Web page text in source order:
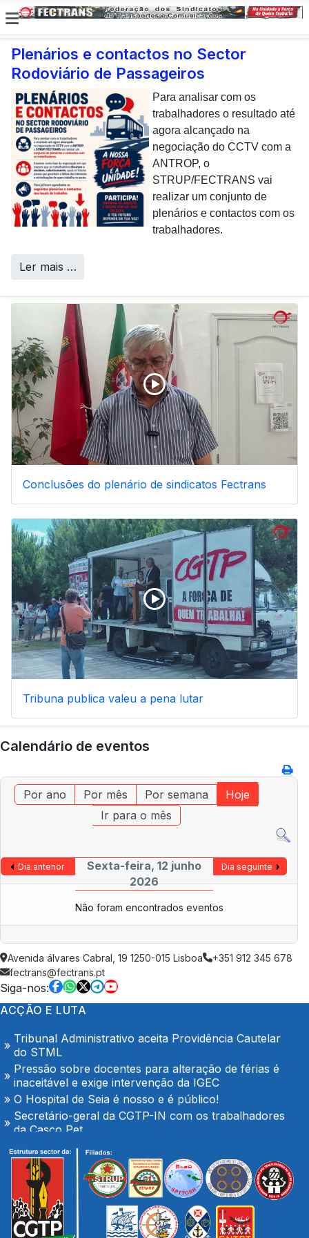
Plenários e contactos no Sector
Rodoviário de Passageiros
Para analisar com os
trabalhadores o resultado até
agora alcançado na
negociação do CCTV com a
ANTROP, o
STRUP/FECTRANS vai
realizar um conjunto de
plenários e contactos com os
trabalhadores.
Ler mais …
E não posso […] deixar de
dar uma nota de
agradecimento aos
colaboradores da CP que,
todos os dias, enfrentam com
sucesso os desafios
operacionais de manutenção
inerentes a uma frota tão
envelhecida.
Call Centers
Conclusões do plenário de sindicatos Fectrans
Tribuna publica valeu a pena lutar
Calendário de eventos
Por ano Por mês Por semana
Hoje
Ir para o mês
Dia anterior
Sexta-feira, 12 junho
2026
Dia seguinte
Não foram encontrados eventos
Avenida álvares Cabral, 19 1250-015 Lisboa
+351 912 345 678
fectrans@fectrans.pt
Siga-nos:
ACÇÃO E LUTA
Trabalhadores da Super Bock conquistam aumento
salarial
Enfermeiros do Montepio Rainha Dona Leonor
(Caldas da Rainha), em Greve
Algarve em luta no dia 7 de Agosto
Tribunal Administrativo aceita Providência Cautelar
do STML
Pressão sobre docentes para alteração de férias é
inaceitável e exige intervenção da IGEC
O Hospital de Seia é nosso e é público!
Secretário-geral da CGTP-IN com os trabalhadores
da Casco Pet
Trabalho Vertical no sector de mercadorias
FENPROF considera inaceitável o modelo de
pagamento imposto aos professores classificadores
Plenário com os trabalhadores das oficinas da
TRANSDEV em Palmeiro
Trabalhadores da Super Bock conquistam aumento